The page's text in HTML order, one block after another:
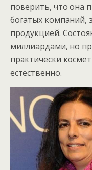
поверить, что она
богатых компаний,
продукцией.
миллиардами, но
практически
естественно.